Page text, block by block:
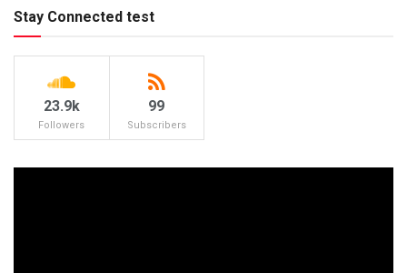
Stay Connected test
23.9k
Followers
99
Subscribers